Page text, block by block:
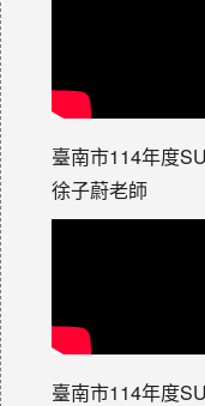
臺南市114年度
徐子蔚老師
臺南市114年度